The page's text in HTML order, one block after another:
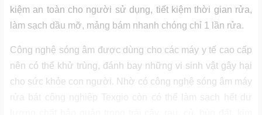
kiệm an toàn cho người sử dụng, tiết kiệm thời gian rửa,
làm sạch dầu mỡ, mảng bám nhanh chóng chỉ 1 lần rửa.
Công nghệ sóng âm được dùng cho các máy y tế cao cấp
nên có thể khử trùng, đánh bay những vi sinh vật gây hại
cho sức khỏe con người. Nhờ có công nghệ sóng âm máy